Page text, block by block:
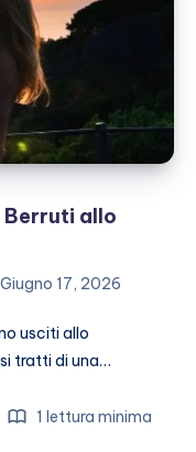
Berruti allo
Giugno 17, 2026
usciti allo
tratti di una…
1 lettura minima